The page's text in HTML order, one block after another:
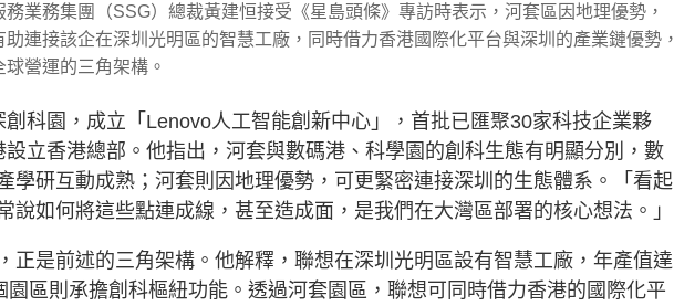
業務集團（SSG）總裁黃建恒接受《星島頭條》專訪時表示，河套區因地理優勢，
連接該企在深圳光明區的智慧工廠，同時借力香港國際化平台與深圳的產業鏈優勢，
營運的三角架構。
科園，成立「Lenovo人工智能創新中心」，首批已匯聚30家科技企業夥
立香港總部。他指出，河套與數碼港、科學園的創科生態有明顯分別，數
學研互動成熟；河套則因地理優勢，可更緊密連接深圳的生態體系。「看起
說如何將這些點連成線，甚至造成面，是我們在大灣區部署的核心想法。」
正是前述的三角架構。他解釋，聯想在深圳光明區設有智慧工廠，年產值達
園區則承擔創科樞紐功能。透過河套園區，聯想可同時借力香港的國際化平